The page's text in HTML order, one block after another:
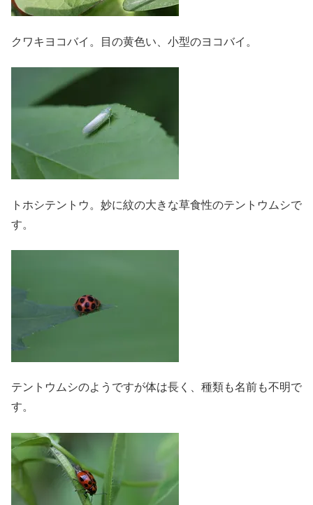
クワキヨコバイ。目の黄色い、小型のヨコバイ。
トホシテントウ。妙に紋の大きな草食性のテントウムシで
す。
テントウムシのようですが体は長く、種類も名前も不明で
す。